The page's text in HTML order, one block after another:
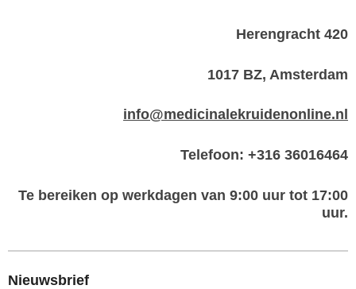
Herengracht 420
1017 BZ, Amsterdam
info@medicinalekruidenonline.nl
Telefoon: +316 36016464
Te bereiken op werkdagen van 9:00 uur tot 17:00
uur.
Nieuwsbrief